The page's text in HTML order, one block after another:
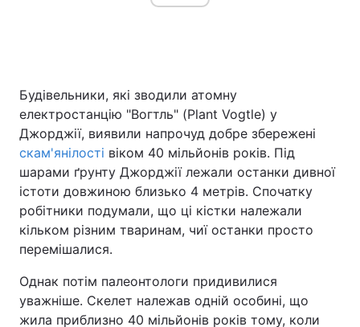
Будівельники, які зводили атомну
електростанцію "Вогтль" (Plant Vogtle) у
Джорджії, виявили напрочуд добре збережені
скам'янілості віком 40 мільйонів років. Під
шарами ґрунту Джорджії лежали останки дивної
істоти довжиною близько 4 метрів. Спочатку
робітники подумали, що ці кістки належали
кільком різним тваринам, чиї останки просто
перемішалися.
Однак потім палеонтологи придивилися
уважніше. Скелет належав одній особині, що
жила приблизно 40 мільйонів років тому, коли